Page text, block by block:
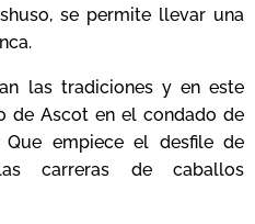
se permite llevar una
las tradiciones y en este
de Ascot en el condado de
empiece el desfile de
carreras de caballos